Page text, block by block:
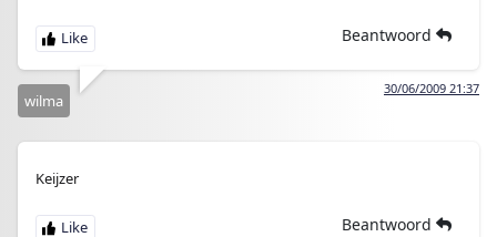
Beantwoord
30/06/2009 21:37
wilma
Keijzer
Beantwoord